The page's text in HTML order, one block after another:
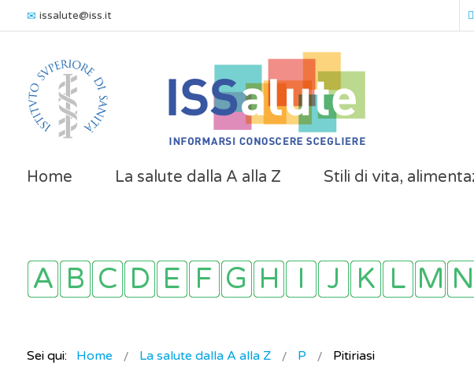
issalute@iss.it
Home La salute dalla A alla Z Stili di vita,
Sei qui: Home La salute dalla A alla Z P Pitiriasi